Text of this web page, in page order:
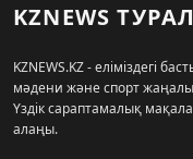
KZNEWS
KZNEWS.KZ - еліміздегі
мәдени және спорт
Үздік сараптамалық
алаңы.